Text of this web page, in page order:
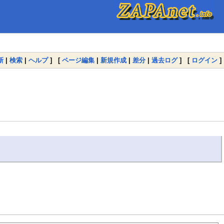
| 検索 | ヘルプ] [ ページ編集 | 新規作成 | 差分 | 過去ログ] [ ログイン ]